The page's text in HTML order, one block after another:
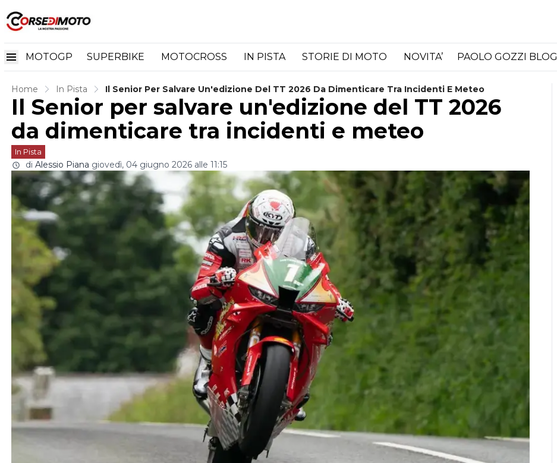
MOTOGP SUPERBIKE MOTOCROSS IN PISTA STORIE DI MOTO NOVITA’ PAOLO GOZZI BLOG
Home In Pista Il Senior Per Salvare Un'edizione Del TT 2026 Da Dimenticare Tra Incidenti E Meteo
Il Senior per salvare un'edizione del TT 2026
da dimenticare tra incidenti e meteo
In Pista
di Alessio Piana giovedì, 04 giugno 2026 alle 11:15